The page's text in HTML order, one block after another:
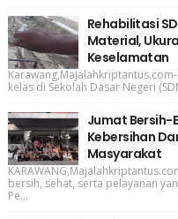
Rehabilitasi
Material,
Keselamatan
kelas di Sekolah Dasar Negeri
Jumat Bersih-
Kebersihan
Masyarakat
bersih, sehat, serta pelayanan
Pe...